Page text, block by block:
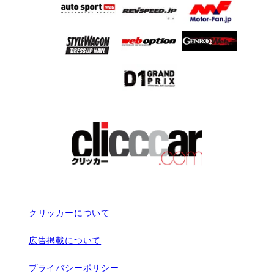
クリッカーについて
広告掲載について
プライバシーポリシー